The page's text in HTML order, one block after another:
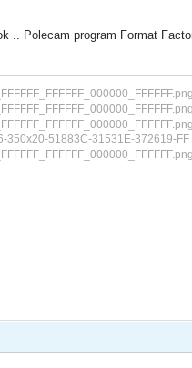
.. Polecam program Format